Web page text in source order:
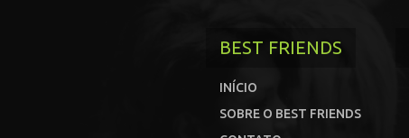
BEST FRIENDS
INÍCIO
SOBRE O BEST FRIENDS